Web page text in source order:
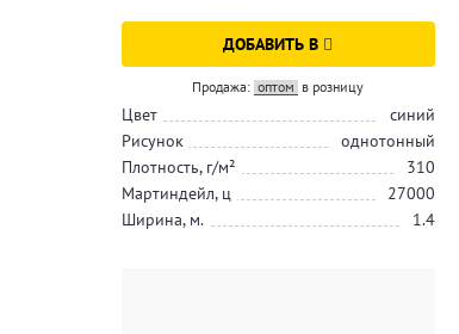
ДОБАВИТЬ В
Продажа: оптом в розницу
Цвет
синий
Рисунок
однотонный
Плотность, г/м²
310
Мартиндейл, ц
27000
Ширина, м.
1.4